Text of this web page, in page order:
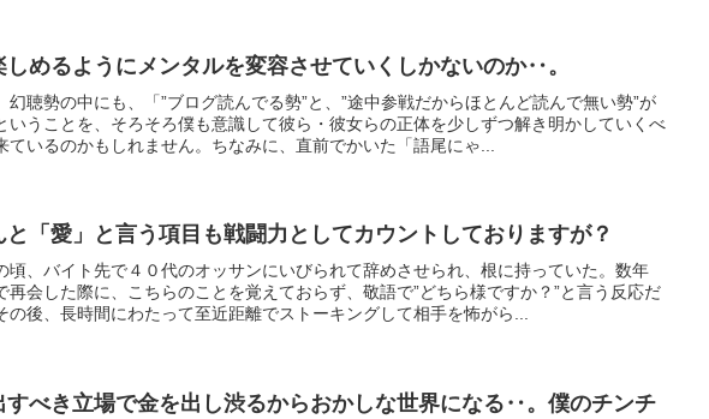
しめるようにメンタルを変容させていくしかないのか‥。
幻聴勢の中にも、「”ブログ読んでる勢”と、”途中参戦だからほとんど読んで無い勢”が
いうことを、そろそろ僕も意識して彼ら・彼女らの正体を少しずつ解き明かしていくべ
ているのかもしれません。ちなみに、直前でかいた「語尾にゃ...
と「愛」と言う項目も戦闘力としてカウントしておりますが？
頃、バイト先で４０代のオッサンにいびられて辞めさせられ、根に持っていた。数年
再会した際に、こちらのことを覚えておらず、敬語で”どちら様ですか？”と言う反応だ
の後、長時間にわたって至近距離でストーキングして相手を怖がら...
すべき立場で金を出し渋るからおかしな世界になる‥。僕のチンチ